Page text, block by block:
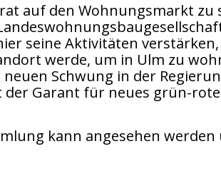
auf den Wohnungsmarkt zu
seine Aktivitäten
werde, um in Ulm zu
Schwung in der
der Garant für neues grün-
kann angesehen